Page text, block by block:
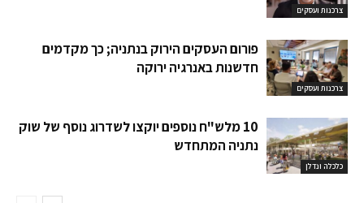
צרכנות ועסקים
צרכנות ועסקים
פורום העסקים הירוק בנתניה; כך מקדמים
חדשנות באנרגיה ירוקה
כלכלה ונדלן
10 מלש"ח נוספים יוקצו לשדרוג נוסף של שוק
נתניה המתחדש